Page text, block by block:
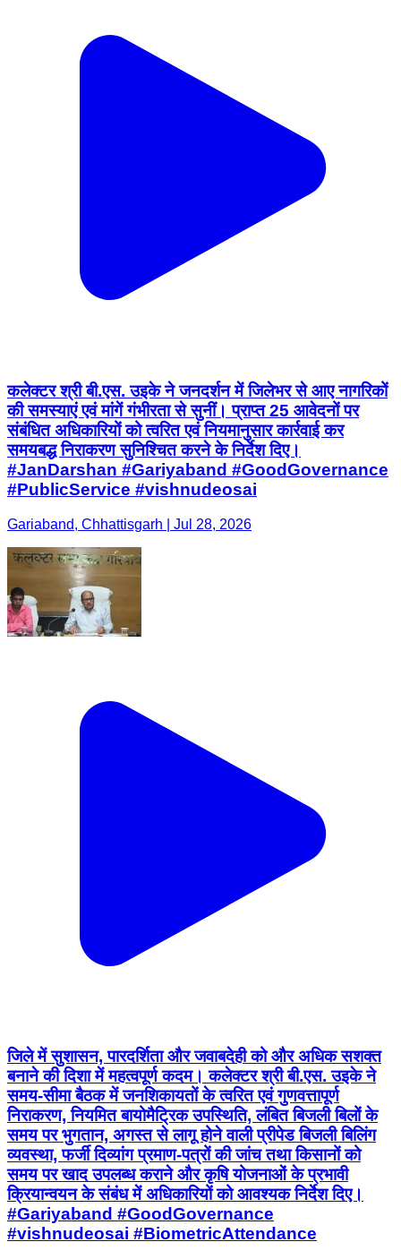
कलेक्टर श्री बी.एस. उइके ने जनदर्शन में जिलेभर से आए नागरिकों
की समस्याएं एवं मांगें गंभीरता से सुनीं। प्राप्त 25 आवेदनों पर
संबंधित अधिकारियों को त्वरित एवं नियमानुसार कार्रवाई कर
समयबद्ध निराकरण सुनिश्चित करने के निर्देश दिए।
#JanDarshan #Gariyaband #GoodGovernance
#PublicService #vishnudeosai
Gariaband, Chhattisgarh | Jul 28, 2026
जिले में सुशासन, पारदर्शिता और जवाबदेही को और अधिक सशक्त
बनाने की दिशा में महत्वपूर्ण कदम। कलेक्टर श्री बी.एस. उइके ने
समय-सीमा बैठक में जनशिकायतों के त्वरित एवं गुणवत्तापूर्ण
निराकरण, नियमित बायोमैट्रिक उपस्थिति, लंबित बिजली बिलों के
समय पर भुगतान, अगस्त से लागू होने वाली प्रीपेड बिजली बिलिंग
व्यवस्था, फर्जी दिव्यांग प्रमाण-पत्रों की जांच तथा किसानों को
समय पर खाद उपलब्ध कराने और कृषि योजनाओं के प्रभावी
क्रियान्वयन के संबंध में अधिकारियों को आवश्यक निर्देश दिए।
#Gariyaband #GoodGovernance
#vishnudeosai #BiometricAttendance